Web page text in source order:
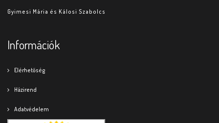
Gyimesi Mária és Kálosi Szabolcs
Információk
Elérhetőség
Házirend
Adatvédelem